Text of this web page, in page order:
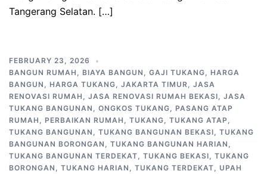
Tangerang Selatan. […]
FEBRUARY 23, 2026
BANGUN RUMAH , BIAYA BANGUN , GAJI TUKANG, HARGA
BANGUN , HARGA TUKANG, JAKARTA TIMUR, JASA
RENOVASI RUMAH , JASA RENOVASI RUMAH BEKASI, JASA
TUKANG BANGUNAN , ONGKOS TUKANG, PASANG ATAP
RUMAH , PERBAIKAN RUMAH , TUKANG, TUKANG ATAP ,
TUKANG BANGUNAN , TUKANG BANGUNAN BEKASI, TUKANG
BANGUNAN BORONGAN , TUKANG BANGUNAN HARIAN ,
TUKANG BANGUNAN TERDEKAT, TUKANG BEKASI, TUKANG
BORONGAN , TUKANG HARIAN , TUKANG TERDEKAT, UPAH